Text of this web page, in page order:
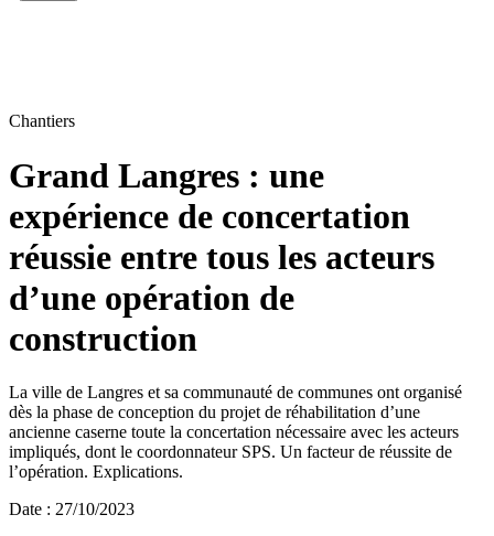
Chantiers
Grand Langres : une
expérience de concertation
réussie entre tous les acteurs
d’une opération de
construction
La ville de Langres et sa communauté de communes ont organisé
dès la phase de conception du projet de réhabilitation d’une
ancienne caserne toute la concertation nécessaire avec les acteurs
impliqués, dont le coordonnateur SPS. Un facteur de réussite de
l’opération. Explications.
Date : 27/10/2023